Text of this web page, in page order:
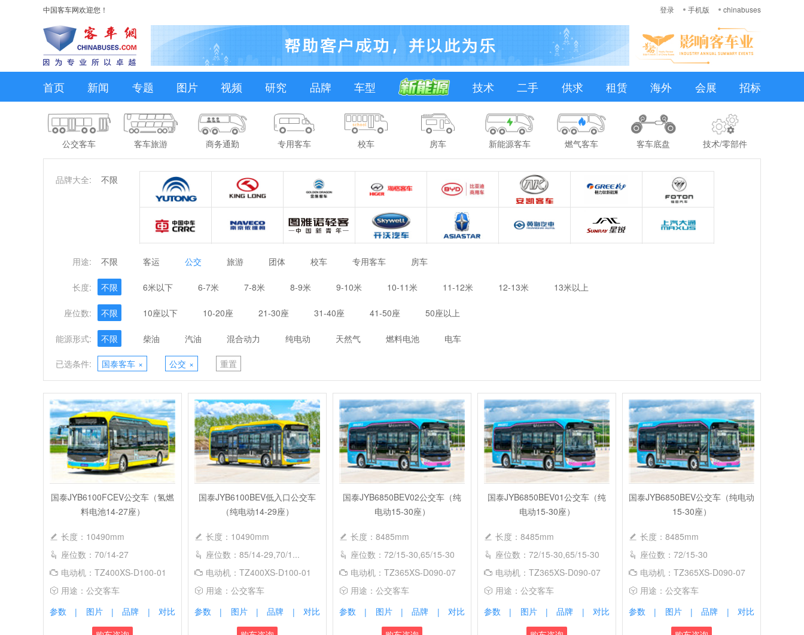
中国客车网欢迎您！ 登录 手机版 chinabuses
首页 新闻 专题 图片 视频 研究 品牌 车型 技术 二手 供求 租赁 海外 会展 招标
公交客车 客车旅游 商务通勤 专用客车 校车 房车 新能源客车 燃气客车 客车底盘 技术/零部件
品牌大全: 不限
用途: 不限 客运 公交 旅游 团体 校车 专用客车 房车
长度: 不限 6米以下 6-7米 7-8米 8-9米 9-10米 10-11米 11-12米 12-13米 13米以上
座位数: 不限 10座以下 10-20座 21-30座 31-40座 41-50座 50座以上
能源形式: 不限 柴油 汽油 混合动力 纯电动 天然气 燃料电池 电车
已选条件: 国泰客车 × 公交 × 重置
国泰JYB6100FCEV公交车（氢燃
料电池14-27座）
长度：10490mm
座位数：70/14-27
电动机：TZ400XS-D100-01
用途：公交客车
参数
| 图片 | 品牌 |
对比
国泰JYB6100BEV低入口公交车
（纯电动14-29座）
长度：10490mm
座位数：85/14-29,70/1...
电动机：TZ400XS-D100-01
用途：公交客车
参数
| 图片 | 品牌 |
对比
国泰JYB6850BEV02公交车（纯
电动15-30座）
长度：8485mm
座位数：72/15-30,65/15-30
电动机：TZ365XS-D090-07
用途：公交客车
参数
| 图片 | 品牌 |
对比
国泰JYB6850BEV01公交车（纯
电动15-30座）
长度：8485mm
座位数：72/15-30,65/15-30
电动机：TZ365XS-D090-07
用途：公交客车
参数
| 图片 | 品牌 |
对比
国泰JYB6850BEV公交车（纯电动
15-30座）
长度：8485mm
座位数：72/15-30
电动机：TZ365XS-D090-07
用途：公交客车
参数
| 图片 | 品牌 |
对比